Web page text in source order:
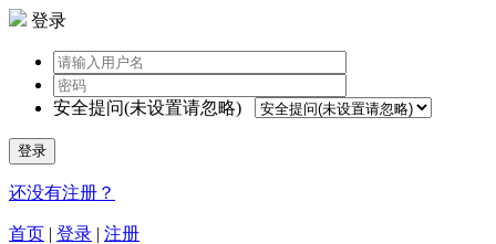
登录
安全提问(未设置请忽略)
登录
还没有注册？
首页 | 登录 | 注册